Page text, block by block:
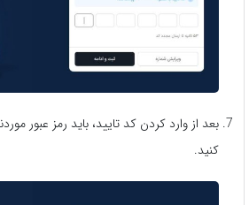
بعد از وارد کردن کد تایید، باید رمز عبور
کنید.